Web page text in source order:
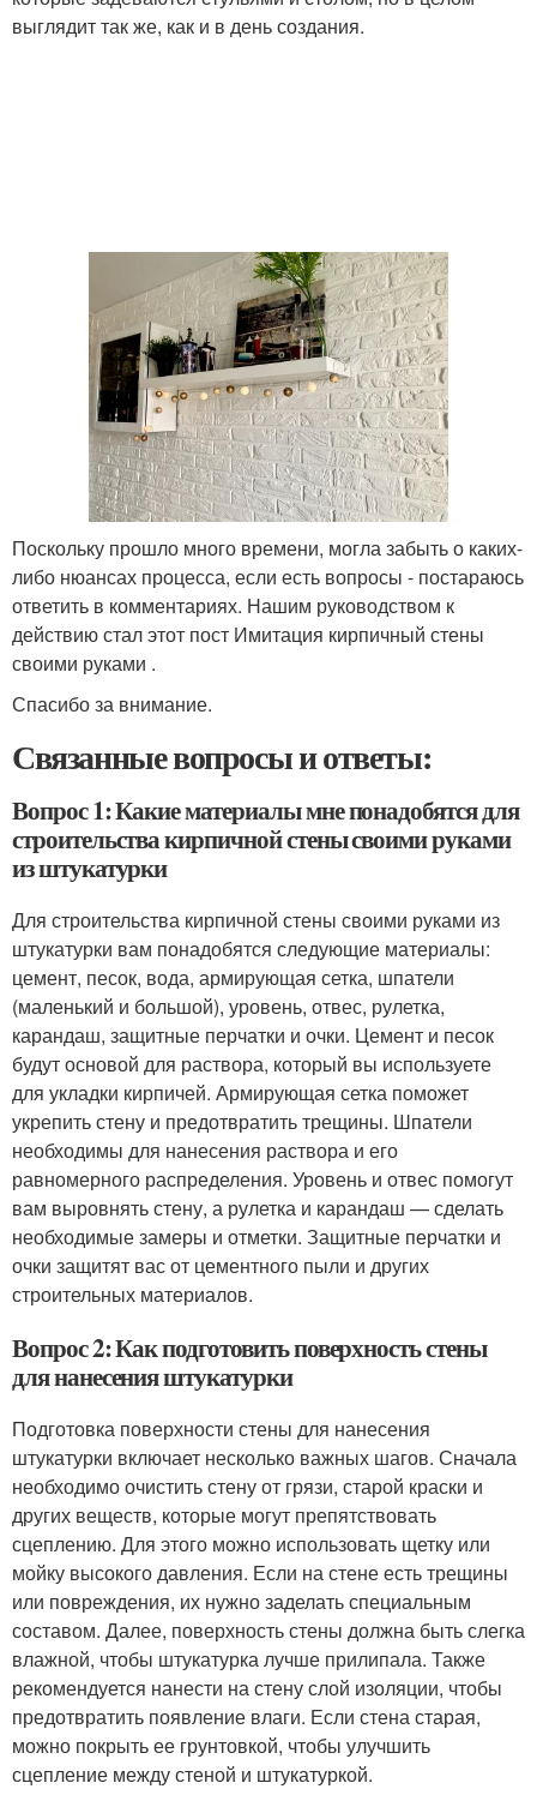
выглядит так же, как и в день создания.
Поскольку прошло много времени, могла забыть о каких-
либо нюансах процесса, если есть вопросы - постараюсь
ответить в комментариях. Нашим руководством к
действию стал этот пост Имитация кирпичный стены
своими руками .
Спасибо за внимание.
Связанные вопросы и ответы:
Вопрос 1: Какие материалы мне понадобятся для
строительства кирпичной стены своими руками
из штукатурки
Для строительства кирпичной стены своими руками из
штукатурки вам понадобятся следующие материалы:
цемент, песок, вода, армирующая сетка, шпатели
(маленький и большой), уровень, отвес, рулетка,
карандаш, защитные перчатки и очки. Цемент и песок
будут основой для раствора, который вы используете
для укладки кирпичей. Армирующая сетка поможет
укрепить стену и предотвратить трещины. Шпатели
необходимы для нанесения раствора и его
равномерного распределения. Уровень и отвес помогут
вам выровнять стену, а рулетка и карандаш — сделать
необходимые замеры и отметки. Защитные перчатки и
очки защитят вас от цементного пыли и других
строительных материалов.
Вопрос 2: Как подготовить поверхность стены
для нанесения штукатурки
Подготовка поверхности стены для нанесения
штукатурки включает несколько важных шагов. Сначала
необходимо очистить стену от грязи, старой краски и
других веществ, которые могут препятствовать
сцеплению. Для этого можно использовать щетку или
мойку высокого давления. Если на стене есть трещины
или повреждения, их нужно заделать специальным
составом. Далее, поверхность стены должна быть слегка
влажной, чтобы штукатурка лучше прилипала. Также
рекомендуется нанести на стену слой изоляции, чтобы
предотвратить появление влаги. Если стена старая,
можно покрыть ее грунтовкой, чтобы улучшить
сцепление между стеной и штукатуркой.